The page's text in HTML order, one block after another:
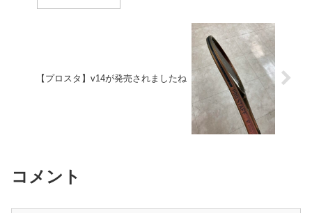
【プロスタ】v14が発売されましたね
コメント